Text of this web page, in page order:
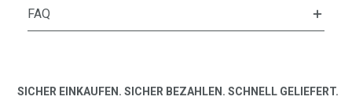
FAQ
SICHER EINKAUFEN. SICHER BEZAHLEN. SCHNELL GELIEFERT.